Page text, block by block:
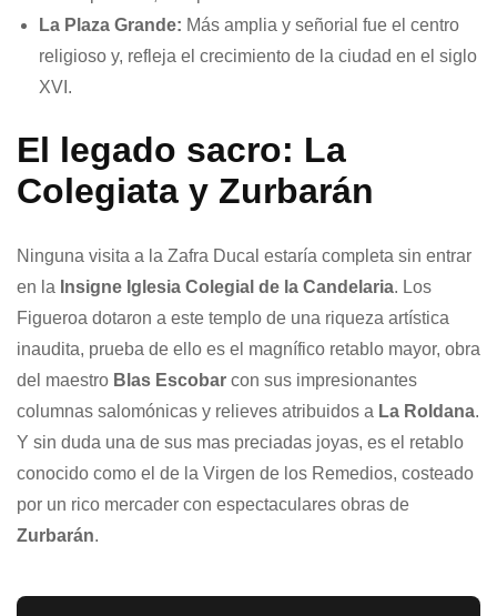
La Plaza Grande: Más amplia y señorial fue el centro
religioso y, refleja el crecimiento de la ciudad en el siglo
XVI.
El legado sacro: La
Colegiata y Zurbarán
Ninguna visita a la Zafra Ducal estaría completa sin entrar
en la Insigne Iglesia Colegial de la Candelaria. Los
Figueroa dotaron a este templo de una riqueza artística
inaudita, prueba de ello es el magnífico retablo mayor, obra
del maestro Blas Escobar con sus impresionantes
columnas salomónicas y relieves atribuidos a La Roldana.
Y sin duda una de sus mas preciadas joyas, es el retablo
conocido como el de la Virgen de los Remedios, costeado
por un rico mercader con espectaculares obras de
Zurbarán.